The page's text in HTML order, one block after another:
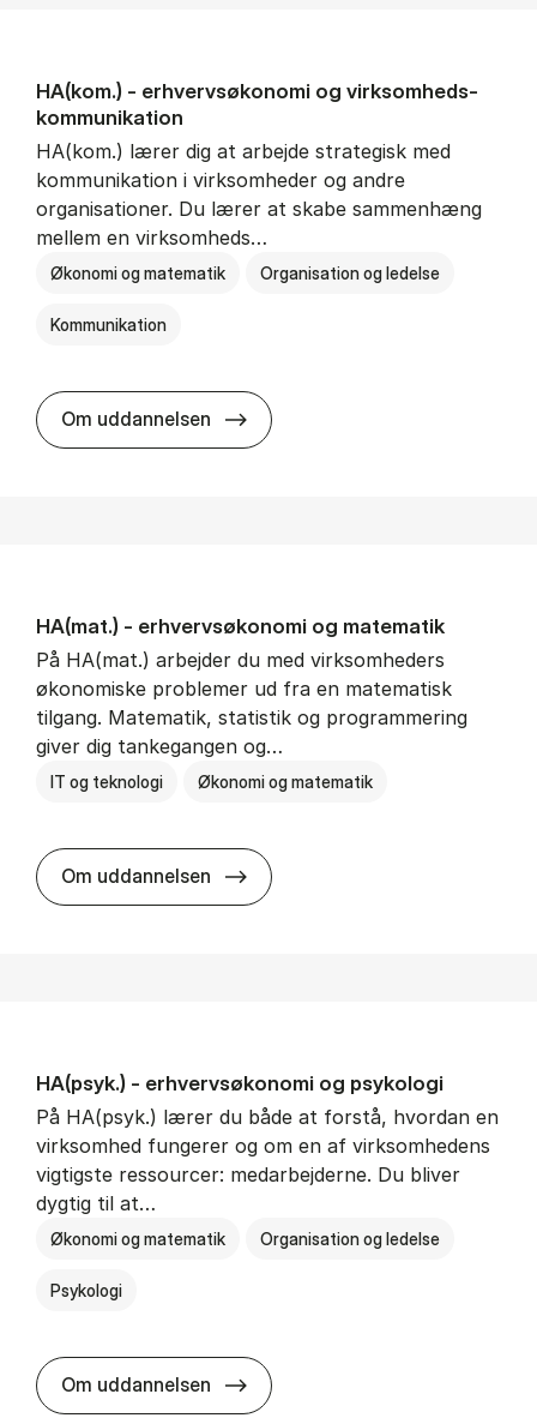
HA(kom.) - erhvervs­økonomi og virksomheds­
kommunikation
HA(kom.) lærer dig at arbejde strategisk med
kommunikation i virksomheder og andre
organisationer. Du lærer at skabe sammenhæng
mellem en virksomheds…
Økonomi og matematik Organisation og ledelse
Kommunikation
Om uddannelsen HA(kom.) - erhvervs­økonomi
HA(mat.) - erhvervs­økonomi og ma­te­ma­tik
På HA(mat.) arbejder du med virksomheders
økonomiske problemer ud fra en matematisk
tilgang. Matematik, statistik og programmering
giver dig tankegangen og…
IT og teknologi Økonomi og matematik
Om uddannelsen HA(mat.) - erhvervs­økonomi og
HA(psyk.) - erhvervs­økonomi og psy­ko­lo­gi
På HA(psyk.) lærer du både at forstå, hvordan en
virksomhed fungerer og om en af virksomhedens
vigtigste ressourcer: medarbejderne. Du bliver
dygtig til at…
Økonomi og matematik Organisation og ledelse
Psykologi
Om uddannelsen HA(psyk.) - erhvervs­økonomi og